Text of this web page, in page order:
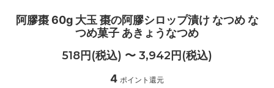
阿膠棗 60g 大玉 棗の阿膠シロップ漬け なつめ な
つめ菓子 あきょうなつめ
518円(税込) 〜 3,942円(税込)
4 ポイント還元